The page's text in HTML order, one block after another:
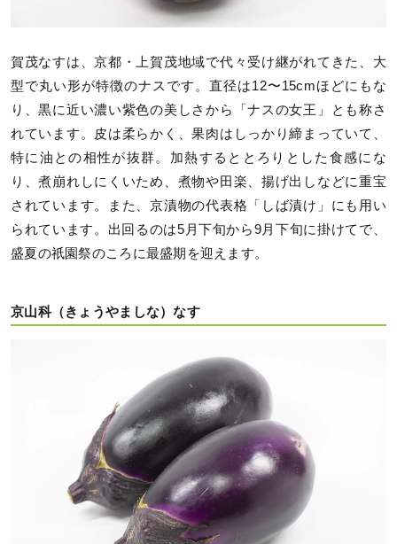
賀茂なすは、京都・上賀茂地域で代々受け継がれてきた、大
型で丸い形が特徴のナスです。直径は12〜15cmほどにもな
り、黒に近い濃い紫色の美しさから「ナスの女王」とも称さ
れています。皮は柔らかく、果肉はしっかり締まっていて、
特に油との相性が抜群。加熱するととろりとした食感にな
り、煮崩れしにくいため、煮物や田楽、揚げ出しなどに重宝
されています。また、京漬物の代表格「しば漬け」にも用い
られています。出回るのは5月下旬から9月下旬に掛けてで、
盛夏の祇園祭のころに最盛期を迎えます。
京山科（きょうやましな）なす